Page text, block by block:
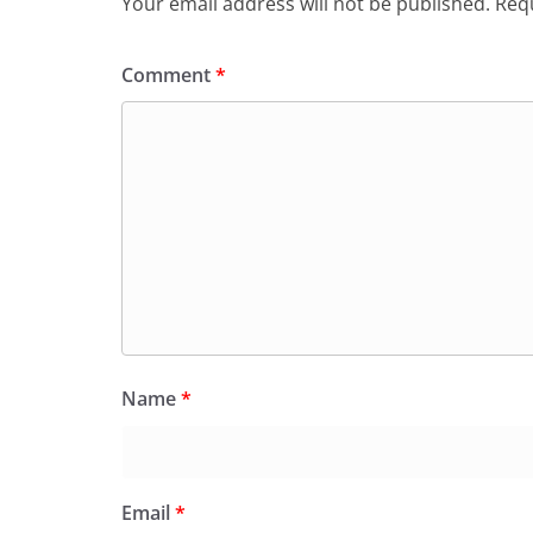
Comment*
Name*
Email*